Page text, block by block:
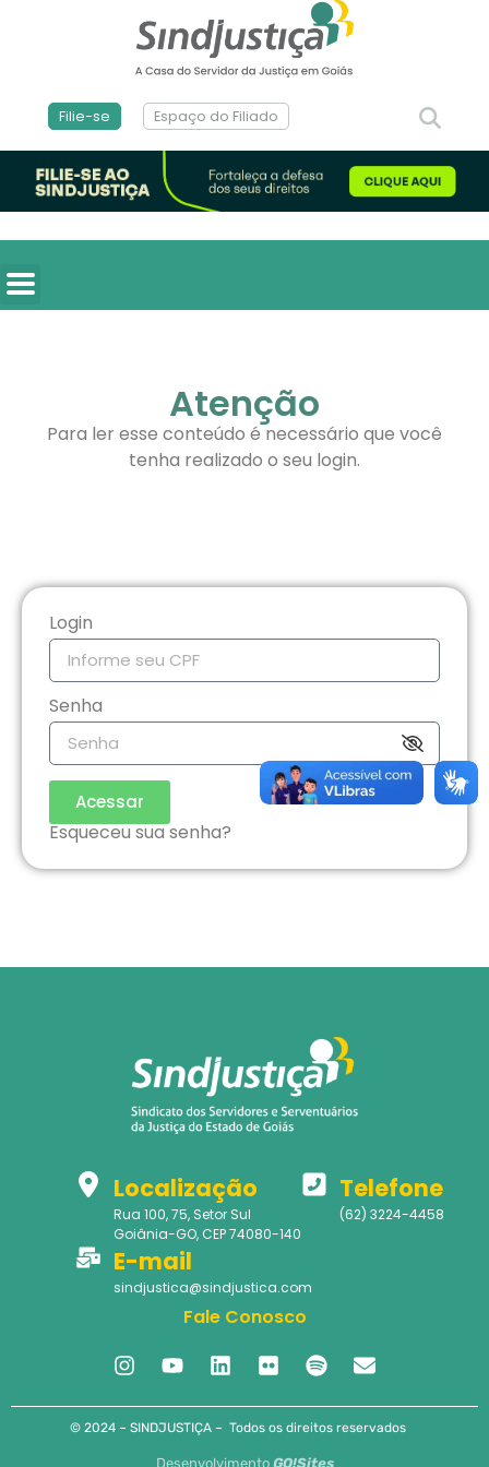
Filie-se Espaço do Filiado
Atenção
Para ler esse conteúdo é necessário que você
tenha realizado o seu login.
Login
Senha
Acessar
Esqueceu sua senha?
Localização
Rua 100, 75, Setor Sul
Goiânia-GO, CEP 74080-140
Telefone
(62) 3224-4458
E-mail
sindjustica@sindjustica.com
Fale Conosco
© 2024 – SINDJUSTIÇA – Todos os direitos reservados
Desenvolvimento GO!Sites